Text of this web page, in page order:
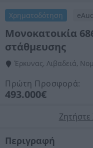
Χρηματοδότηση
Μονοκατοικία
στάθμευσης
Έρκυνας, Λιβαδειά,
Πρώτη Προσφορά:
493.000€
Περιγραφή